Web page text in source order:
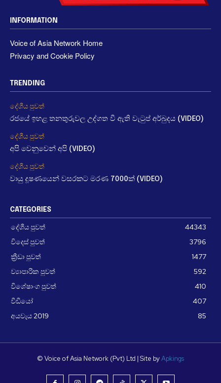
INFORMATION
Voice of Asia Network Home
Privacy and Cookie Policy
TRENDING
දේශීය පුවත්
රජයේ ඉහළ තනතුරුවල උද්ගත වී ඇති වැටුප් අර්බුදය (VIDEO)
දේශීය පුවත්
අපි වෙනුවෙන් අපි (VIDEO)
දේශීය පුවත්
වායු දූෂණයෙන් වසරකට මරණ 7000ක් (VIDEO)
CATEGORIES
දේශීය පුවත්
44343
විදෙස් පුවත්
3796
ක්‍රීඩා පුවත්
1477
ව්‍යාපාරික පුවත්
592
විශේෂාංග පුවත්
410
වීඩීයෝ
407
අයවැය 2019
85
© Voice of Asia Network (Pvt) Ltd | Site byApkings